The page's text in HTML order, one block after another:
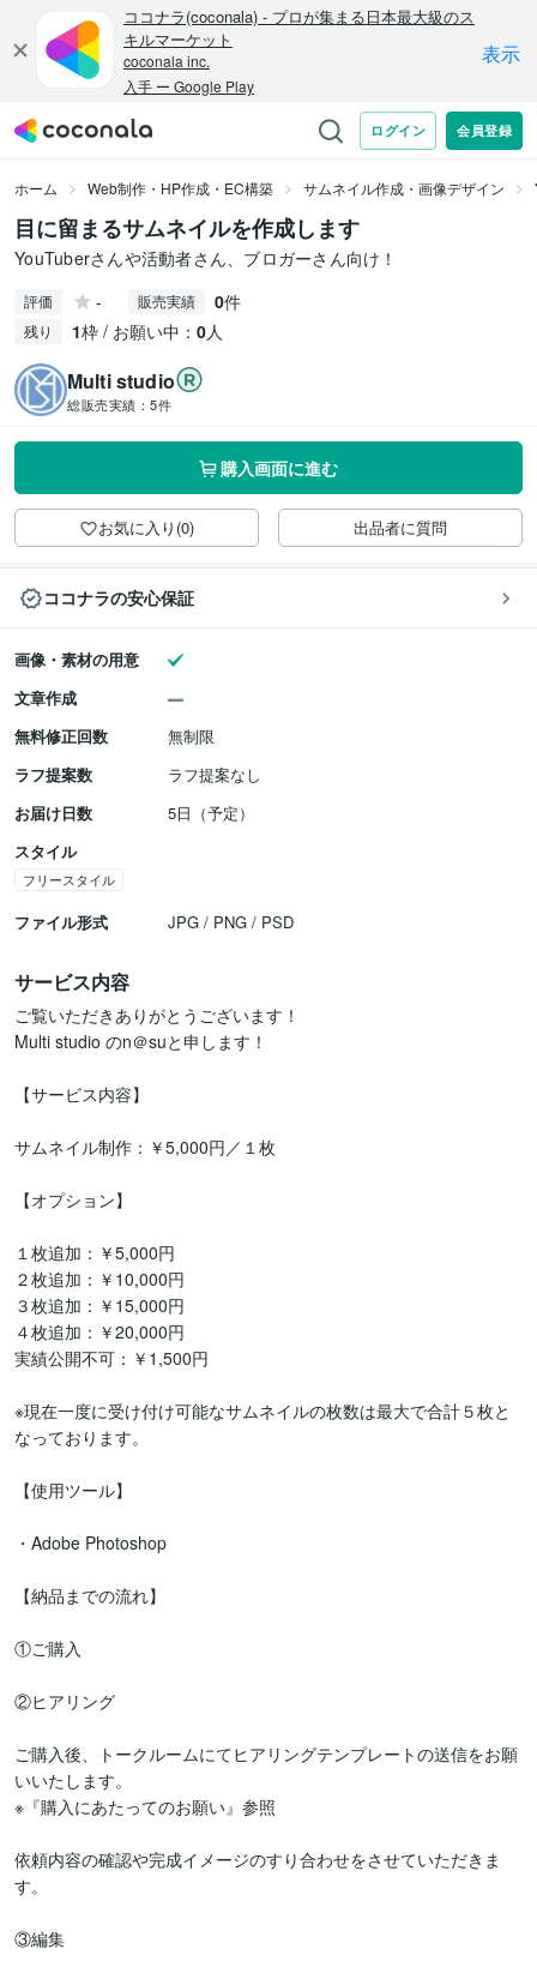
ホーム Web制作・HP作成・EC構築 サムネイル作成・画像デザイン
目に留まるサムネイルを作成します
YouTuberさんや活動者さん、ブロガーさん向け！
評価 - 販売実績 0件
残り 1枠 / お願い中： 0人
Multi studio
総販売実績： 5件
購入画面に進む
お気に入り(0) 出品者に質問
ココナラの安心保証
画像・素材の用意
文章作成
無料修正回数
無制限
ラフ提案数
ラフ提案なし
お届け日数
5日（予定）
スタイル
フリースタイル
ファイル形式 JPG / PNG / PSD
サービス内容
ご覧いただきありがとうございます！
Multi studio のn＠suと申します！
【サービス内容】
サムネイル制作：￥5,000円／１枚
【オプション】
１枚追加：￥5,000円
２枚追加：￥10,000円
３枚追加：￥15,000円
４枚追加：￥20,000円
実績公開不可：￥1,500円
※現在一度に受け付け可能なサムネイルの枚数は最大で合計５枚と
なっております。
【使用ツール】
・Adobe Photoshop
【納品までの流れ】
①ご購入
②ヒアリング
ご購入後、トークルームにてヒアリングテンプレートの送信をお願
いいたします。
※『購入にあたってのお願い』参照
依頼内容の確認や完成イメージのすり合わせをさせていただきま
す。
③編集